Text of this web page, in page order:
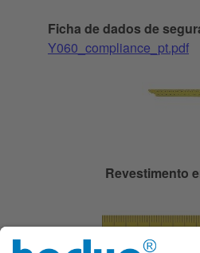
Ficha de dados de
Y060_compliance_pt.pdf
Revestimento